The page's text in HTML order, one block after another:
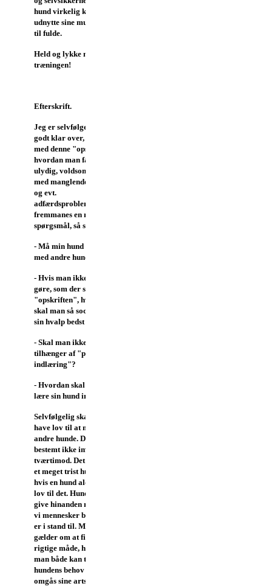
hund virkelig kan og tør
udnytte sine muligheder
til fulde.
Held og lykke med
træningen!
Efterskrift.
Jeg er selvfølgelig ganske
godt klar over, at der
med denne "opskrift" på,
hvordan man får en
ulydig, voldsom hund
med manglende kontakt
og evt.
adfærdsproblemer,
fremmanes en masse
spørgsmål, så som:
- Må min hund ikke lege
med andre hunde?
- Hvis man ikke skal
gøre, som der står i
"opskriften", hvordan
skal man så socialisere
sin hvalp bedst muligt?
- Skal man ikke være
tilhænger af "positiv
indlæring"?
- Hvordan skal man så
lære sin hund indkald?
Selvfølgelig skal en hund
have lov til at mødes med
andre hunde. Det er jeg
bestemt ikke imod, -
tværtimod. Det vil være
et meget trist hundeliv,
hvis en hund aldrig fik
lov til det. Hunde kan
give hinanden noget, som
vi mennesker bare ikke
er i stand til. Men det
gælder om at finde den
rigtige måde, hvorpå
man både kan tilgodese
hundens behov for at
omgås sine artsfæller